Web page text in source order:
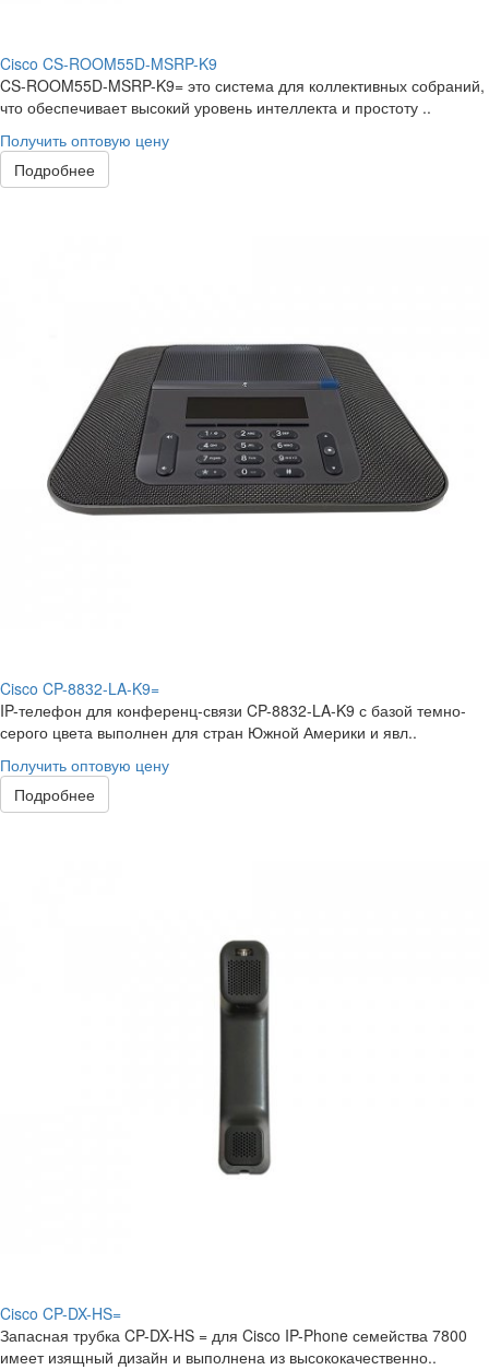
Cisco CS-ROOM55D-MSRP-K9
CS-ROOM55D-MSRP-K9= это система для коллективных собраний,
что обеспечивает высокий уровень интеллекта и простоту ..
Получить оптовую цену
Подробнее
Cisco CP-8832-LA-K9=
IP-телефон для конференц-связи CP-8832-LA-K9 с базой темно-
серого цвета выполнен для стран Южной Америки и явл..
Получить оптовую цену
Подробнее
Cisco CP-DX-HS=
Запасная трубка CP-DX-HS = для Cisco IP-Phone семейства 7800
имеет изящный дизайн и выполнена из высококачественно..